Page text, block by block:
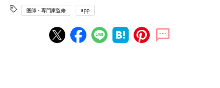
医師・専門家監修 app